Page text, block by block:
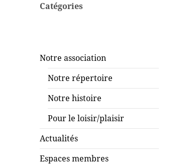
Catégories
Notre association
Notre répertoire
Notre histoire
Pour le loisir/plaisir
Actualités
Espaces membres